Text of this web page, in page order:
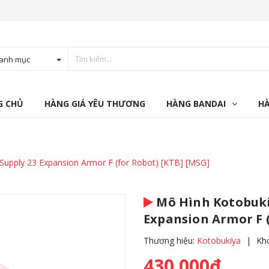
mục
CHỦ HÀNG GIÁ YÊU THƯƠNG HÀNG BANDAI
23 Expansion Armor F (for Robot) [KTB] [MSG]
Mô Hình
Expansion Armor F
Thương hiệu: Kotobukiya |